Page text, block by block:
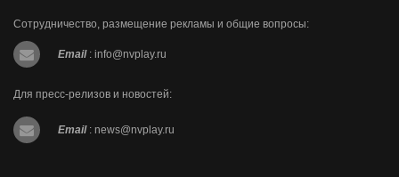
Сотрудничество, размещение рекламы и общие вопросы:
Email : info@nvplay.ru
Для пресс-релизов и новостей:
Email : news@nvplay.ru